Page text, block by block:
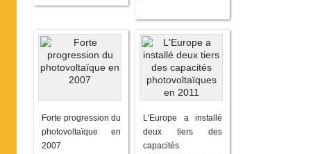
Forte progression du
photovoltaïque en
2007
L'Europe a installé
deux tiers des
capacités